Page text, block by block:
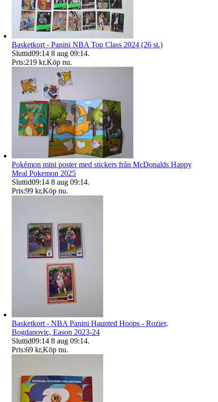
Basketkort - Panini NBA Top Class 2024 (26 st.)
Sluttid09:14 8 aug 09:14.
Pris:219 kr,Köp nu.
Pokémon mini poster med stickers från McDonalds Happy
Meal Pokemon 2025
Sluttid09:14 8 aug 09:14.
Pris:99 kr,Köp nu.
Basketkort - NBA Panini Haunted Hoops - Rozier,
Bogdanovic, Eason 2023-24
Sluttid09:14 8 aug 09:14.
Pris:69 kr,Köp nu.